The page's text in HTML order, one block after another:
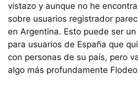
vistazo y aunque no he
sobre usuarios registrador
en Argentina. Esto puede ser
para usuarios de España que
con personas de su país, pero
algo más profundamente